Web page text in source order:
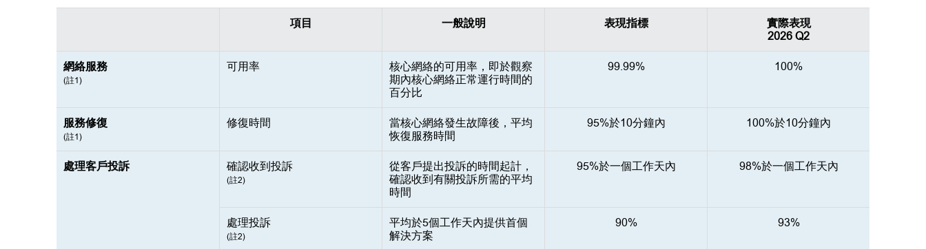
項目 一般說明 表現指標
實際表現
2026 Q2
網絡服務
(註1)
可用率
核心網絡的可用率，即於觀察
期內核心網絡正常運行時間的
百分比
99.99% 100%
服務修復
(註1)
修復時間
當核心網絡發生故障後，平均
恢復服務時間
95%於10分鐘內 100%於10分鐘內
處理客戶投訴 確認收到投訴
(註2)
從客戶提出投訴的時間起計，
確認收到有關投訴所需的平均
時間
95%於一個工作天內 98%於一個工作天內
處理投訴
(註2)
平均於5個工作天內提供首個
解決方案
90% 93%